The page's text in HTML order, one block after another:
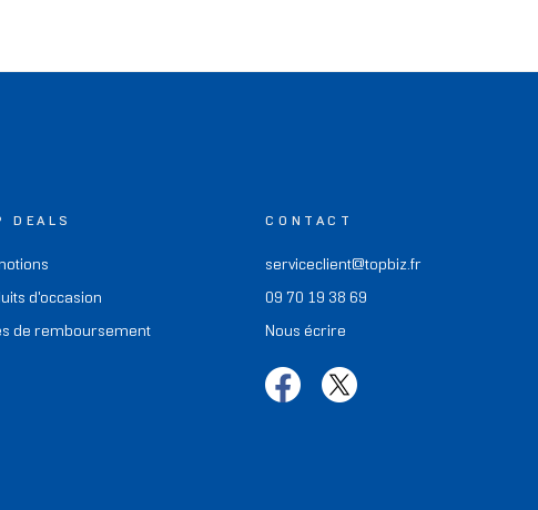
DEALS
d'occasion
de remboursement
CONTACT
serviceclient@topbiz.fr
09 70 19 38 69
Nous écrire